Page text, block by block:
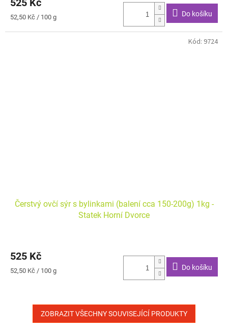
525 Kč
Měrná
52,50 Kč / 100 g Do košíku
Čerstvý ovčí sýr s bylinkami (balení cca 150-200g) 1kg -
Statek Horní Dvorce
525 Kč
Měrná
52,50 Kč / 100 g Do košíku
Kód: 9724
ZOBRAZIT VŠECHNY SOUVISEJÍCÍ PRODUKTY